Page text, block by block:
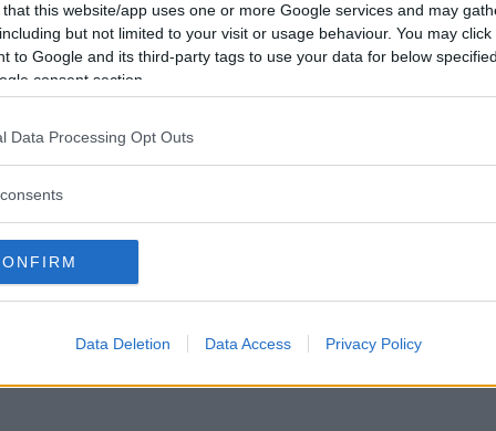
that this website/app uses one or more Google services and may
but not limited to your visit or usage behaviour. You may
to Google and its third-party tags to use your data for below
consent section.
Data Processing Opt Outs
Data Deletion Data Access Privacy Policy
En hög säkerhetsnivå i våra bilar är alltid viktigt för
början, säger Volkswagens utvecklingschef Frank
toppbetyg